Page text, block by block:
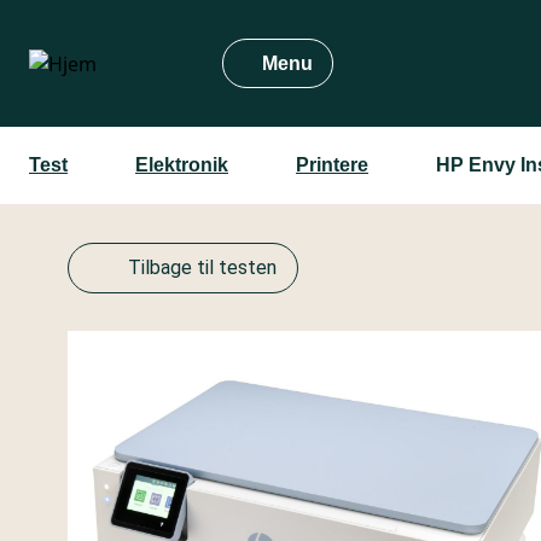
hovedindhold
Menu
Test Elektronik Printere HP Envy
Tilbage til testen